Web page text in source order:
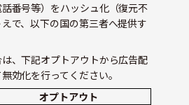
話番号等）をハッシュ化（復元不
で、以下の国の第三者へ提供す
、下記オプトアウトから広告配
効化を行ってください。
オプトアウト